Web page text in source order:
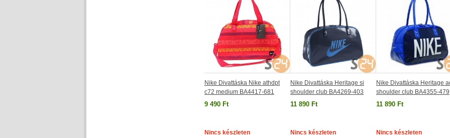
Nike Divattáska Nike athdpt
c72 medium BA4417-681
9 490 Ft
Nincs készleten
Nike Divattáska Heritage si
shoulder club BA4269-403
11 890 Ft
Nincs készleten
Nike Divattáska Heritage
shoulder club BA4355-479
11 890 Ft
Nincs készleten